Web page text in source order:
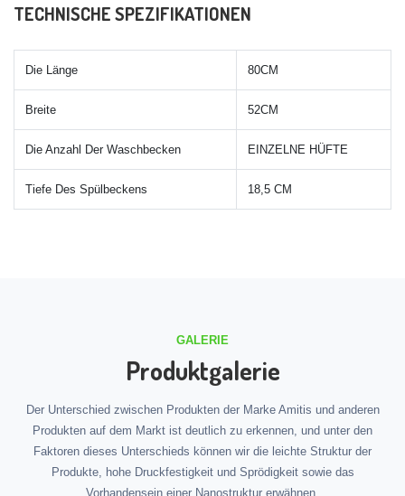
TECHNISCHE SPEZIFIKATIONEN
Die Länge 80CM
Breite 52CM
Die Anzahl Der Waschbecken EINZELNE HÜFTE
Tiefe Des Spülbeckens 18,5 CM
GALERIE
Produktgalerie
Der Unterschied zwischen Produkten der Marke Amitis und anderen
Produkten auf dem Markt ist deutlich zu erkennen, und unter den
Faktoren dieses Unterschieds können wir die leichte Struktur der
Produkte, hohe Druckfestigkeit und Sprödigkeit sowie das
Vorhandensein einer Nanostruktur erwähnen.